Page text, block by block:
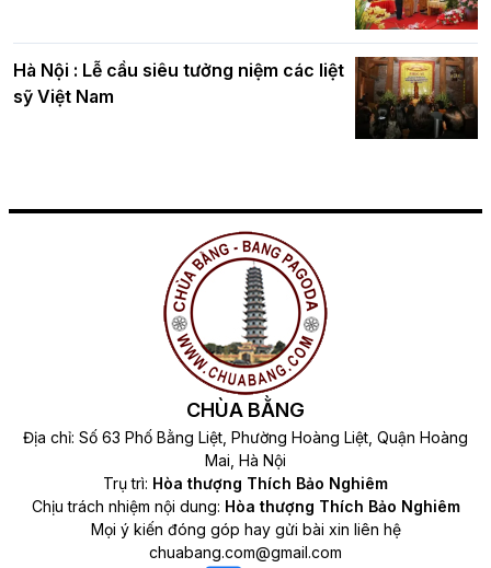
Hà Nội : Lễ cầu siêu tưởng niệm các liệt
sỹ Việt Nam
CHÙA BẰNG
Địa chỉ: Số 63 Phố Bằng Liệt, Phường Hoàng Liệt, Quận Hoàng
Mai, Hà Nội
Trụ trì: Hòa thượng Thích Bảo Nghiêm
Chịu trách nhiệm nội dung: Hòa thượng Thích Bảo Nghiêm
Mọi ý kiến đóng góp hay gửi bài xin liên hệ
chuabang.com@gmail.com